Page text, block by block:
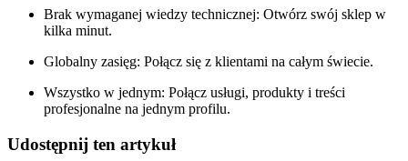
Brak wymaganej wiedzy technicznej: Otwórz swój sklep w
kilka minut.
Globalny zasięg: Połącz się z klientami na całym świecie.
Wszystko w jednym: Połącz usługi, produkty i treści
profesjonalne na jednym profilu.
Udostępnij ten artykuł